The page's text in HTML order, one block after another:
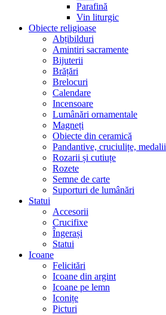
Parafină
Vin liturgic
Obiecte religioase
Abțibilduri
Amintiri sacramente
Bijuterii
Brățări
Brelocuri
Calendare
Incensoare
Lumânări ornamentale
Magneți
Obiecte din ceramică
Pandantive, cruciulițe, medalii
Rozarii și cutiuțe
Rozete
Semne de carte
Suporturi de lumânări
Statui
Accesorii
Crucifixe
Îngerași
Statui
Icoane
Felicitări
Icoane din argint
Icoane pe lemn
Iconițe
Picturi